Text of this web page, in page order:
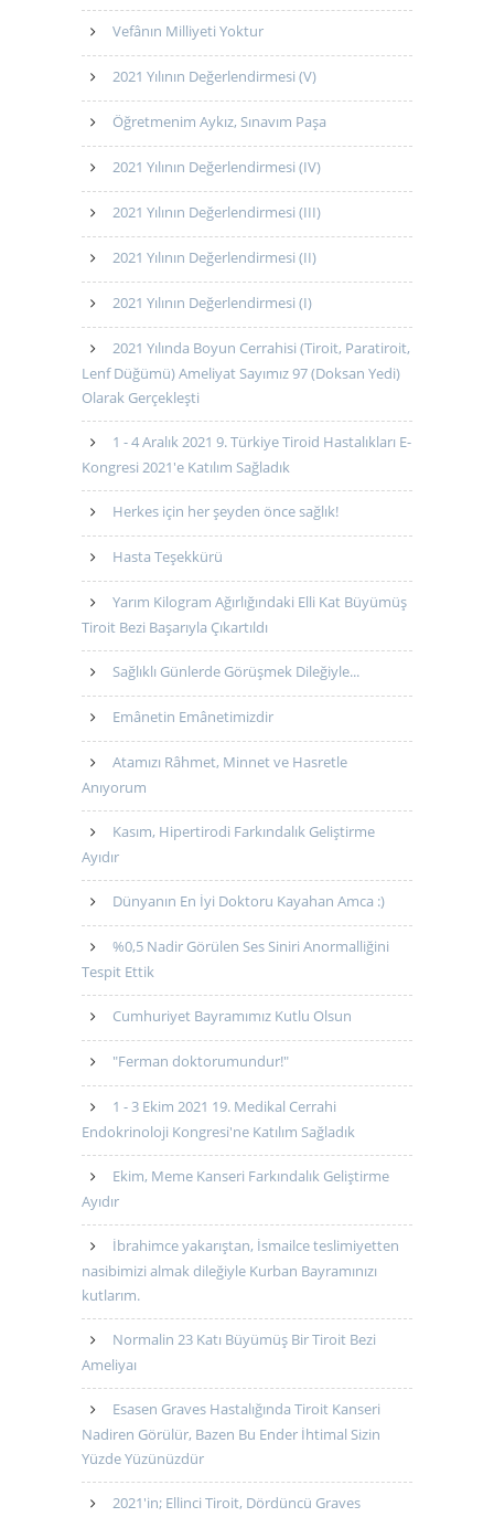
Vefânın Milliyeti Yoktur
2021 Yılının Değerlendirmesi (V)
Öğretmenim Aykız, Sınavım Paşa
2021 Yılının Değerlendirmesi (IV)
2021 Yılının Değerlendirmesi (III)
2021 Yılının Değerlendirmesi (II)
2021 Yılının Değerlendirmesi (I)
2021 Yılında Boyun Cerrahisi (Tiroit, Paratiroit,
Lenf Düğümü) Ameliyat Sayımız 97 (Doksan Yedi)
Olarak Gerçekleşti
1 - 4 Aralık 2021 9. Türkiye Tiroid Hastalıkları E-
Kongresi 2021'e Katılım Sağladık
Herkes için her şeyden önce sağlık!
Hasta Teşekkürü
Yarım Kilogram Ağırlığındaki Elli Kat Büyümüş
Tiroit Bezi Başarıyla Çıkartıldı
Sağlıklı Günlerde Görüşmek Dileğiyle...
Emânetin Emânetimizdir
Atamızı Râhmet, Minnet ve Hasretle
Anıyorum
Kasım, Hipertirodi Farkındalık Geliştirme
Ayıdır
Dünyanın En İyi Doktoru Kayahan Amca :)
%0,5 Nadir Görülen Ses Siniri Anormalliğini
Tespit Ettik
Cumhuriyet Bayramımız Kutlu Olsun
"Ferman doktorumundur!"
1 - 3 Ekim 2021 19. Medikal Cerrahi
Endokrinoloji Kongresi'ne Katılım Sağladık
Ekim, Meme Kanseri Farkındalık Geliştirme
Ayıdır
İbrahimce yakarıştan, İsmailce teslimiyetten
nasibimizi almak dileğiyle Kurban Bayramınızı
kutlarım.
Normalin 23 Katı Büyümüş Bir Tiroit Bezi
Ameliyaı
Esasen Graves Hastalığında Tiroit Kanseri
Nadiren Görülür, Bazen Bu Ender İhtimal Sizin
Yüzde Yüzünüzdür
2021'in; Ellinci Tiroit, Dördüncü Graves